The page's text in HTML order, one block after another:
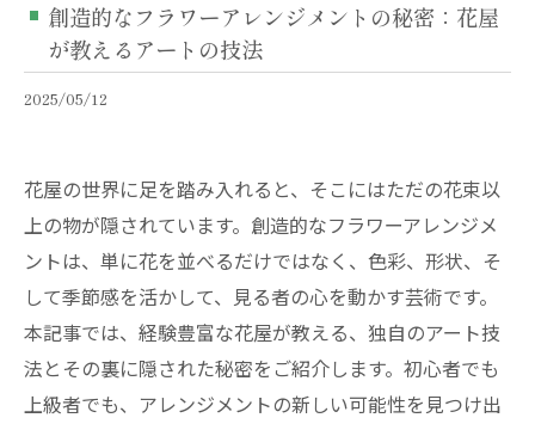
創造的なフラワーアレンジメントの秘密：花屋
が教えるアートの技法
2025/05/12
花屋の世界に足を踏み入れると、そこにはただの花束以
上の物が隠されています。創造的なフラワーアレンジメ
ントは、単に花を並べるだけではなく、色彩、形状、そ
して季節感を活かして、見る者の心を動かす芸術です。
本記事では、経験豊富な花屋が教える、独自のアート技
法とその裏に隠された秘密をご紹介します。初心者でも
上級者でも、アレンジメントの新しい可能性を見つけ出